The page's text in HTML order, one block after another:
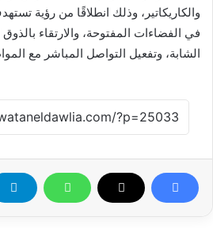
والكاريكاتير، وذلك انطلاقًا من رؤية
في الفضاءات المفتوحة، والارتقاء بالذوق
الشابة، وتفعيل التواصل المباشر مع